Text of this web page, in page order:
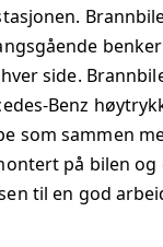
side.
Benz
som sammen
på bilen og
til en god